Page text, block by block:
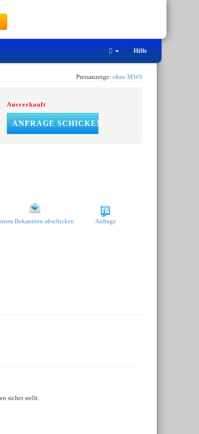
Hilfe
Preisanzeige: ohne MWS
Ausverkauft
ANFRAGE SCHICKEN
Bekannten abschicken Anfrage
sicher stellt.